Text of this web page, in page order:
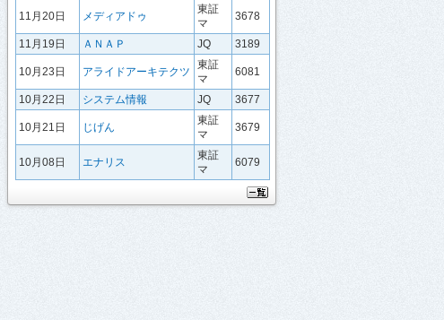
11月20日 メディアドゥ
東証
マ
3678
11月19日 ＡＮＡＰ JQ 3189
10月23日 アライドアーキテクツ
東証
マ
6081
10月22日 システム情報 JQ 3677
10月21日 じげん
東証
マ
3679
10月08日 エナリス
東証
マ
6079